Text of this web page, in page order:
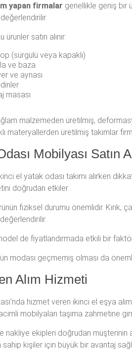
yapan firmalar genellikle geniş bir
ürünler satın alınır:
(sürgülü veya kapaklı)
ve baza
ve aynası
masası
malzemeden üretilmiş,
materyallerden üretilmiş takımlar
Mobilyası Satın
el yatak odası takımı alırken
doğrudan etkiler.
fiziksel durumu önemlidir. Kırık,
de fiyatlandırmada etkili bir
modası geçmemiş olması da
Alım Hizmeti
hizmet veren ikinci el eşya
mobilyaları taşıma zahmetine
nakliye ekipleri doğrudan müşterinin
kişiler için büyük bir avantaj